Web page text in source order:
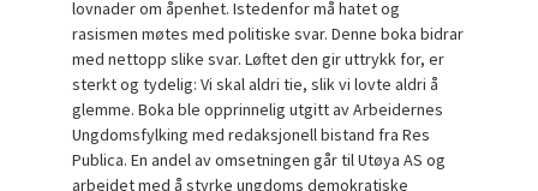
lovnader om åpenhet. Istedenfor må hatet og
rasismen møtes med politiske svar. Denne boka bidrar
med nettopp slike svar. Løftet den gir uttrykk for, er
sterkt og tydelig: Vi skal aldri tie, slik vi lovte aldri å
glemme. Boka ble opprinnelig utgitt av Arbeidernes
Ungdomsfylking med redaksjonell bistand fra Res
Publica. En andel av omsetningen går til Utøya AS og
arbeidet med å styrke ungdoms demokratiske